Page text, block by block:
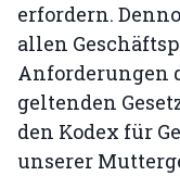
erfordern.
allen
Anforderungen
geltenden
den Kodex für
unserer